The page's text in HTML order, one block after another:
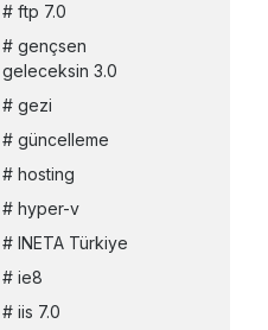
ftp 7.0
gençsen
geleceksin 3.0
gezi
güncelleme
hosting
hyper-v
INETA Türkiye
ie8
iis 7.0